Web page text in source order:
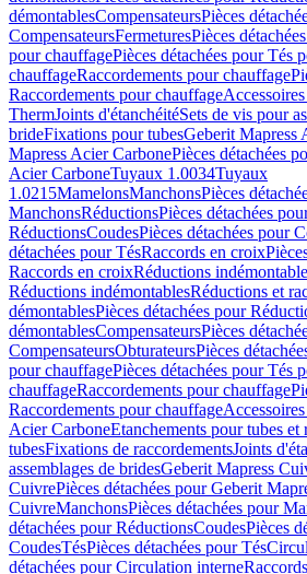
démontablesCompensateursPièces
CompensateursFermeturesPièces
pour chauffagePièces détachées pour Tés
chauffageRaccordements pour chauffage
Raccordements pour chauffage
ThermJoints d'étanchéitéSets de vis pour
brideFixations pour tubesGeberit Mapress
Mapress Acier CarbonePièces détachées
Acier CarboneTuyaux 1.0034Tuyaux
1.0215MamelonsManchonsPièces
ManchonsRéductionsPièces détachées
RéductionsCoudesPièces détachées pour
détachées pour TésRaccords en croix
Raccords en croixRéductions
Réductions indémontablesRéductions et
démontablesPièces détachées pour
démontablesCompensateursPièces
CompensateursObturateursPièces
pour chauffagePièces détachées pour Tés
chauffageRaccordements pour chauffage
Raccordements pour chauffage
Acier CarboneEtanchements pour tubes et
tubesFixations de raccordementsJoints
assemblages de bridesGeberit Mapress
CuivrePièces détachées pour Geberit
CuivreManchonsPièces détachées pour
détachées pour RéductionsCoudesPièces
CoudesTésPièces détachées pour Tés
détachées pour Circulation interne